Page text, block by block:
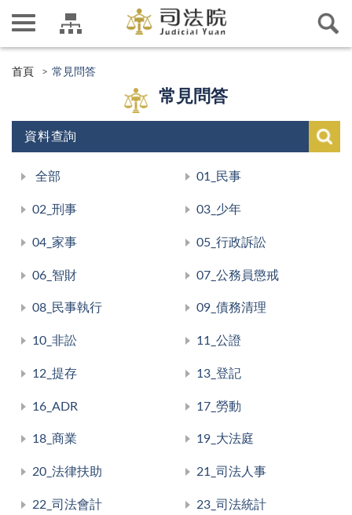
首頁 常見問答
常見問答
資料查詢
全部 01_民事
02_刑事 03_少年
04_家事 05_行政訴訟
06_智財 07_公務員懲戒
08_民事執行 09_債務清理
10_非訟 11_公證
12_提存 13_登記
16_ADR 17_勞動
18_商業 19_大法庭
20_法律扶助 21_司法人事
22_司法會計 23_司法統計